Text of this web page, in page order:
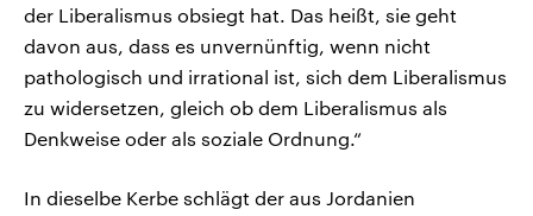
der Liberalismus obsiegt hat. Das heißt, sie geht
davon aus, dass es unvernünftig, wenn nicht
pathologisch und irrational ist, sich dem Liberalismus
zu widersetzen, gleich ob dem Liberalismus als
Denkweise oder als soziale Ordnung.“
In dieselbe Kerbe schlägt der aus Jordanien